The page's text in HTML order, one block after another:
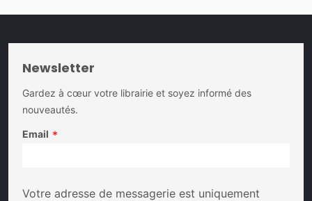
Newsletter
Gardez à cœur votre librairie et soyez informé des
nouveautés.
Email *
Votre adresse de messagerie est uniquement